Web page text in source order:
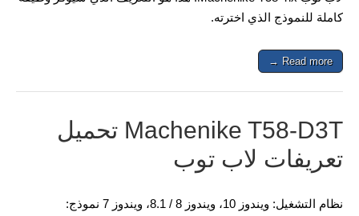
كاملة للنموذج الذي اخترته.
Read more →
Machenike T58-D3T تحميل
تعريفات لاب توب
نظام التشغيل: ويندوز 10، ويندوز 8 / 8.1، ويندوز 7 نموذج: